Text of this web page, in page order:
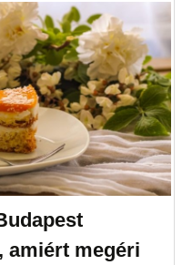
amiért megéri